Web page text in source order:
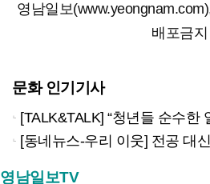
영남일보
배포금지
문화 인기기사
[TALK&TALK] “청년들 순수한 열정의 하모
[동네뉴스-우리 이웃] 전공 대신 카메라…자신만의
영남일보TV